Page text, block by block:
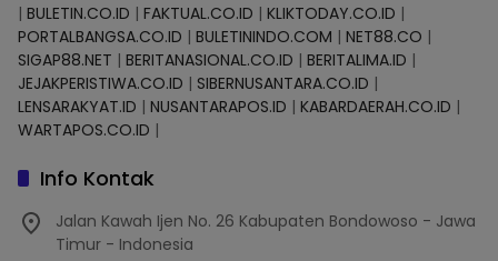
| BULETIN.CO.ID | FAKTUAL.CO.ID | KLIKTODAY.CO.ID |
PORTALBANGSA.CO.ID | BULETININDO.COM | NET88.CO |
SIGAP88.NET | BERITANASIONAL.CO.ID | BERITALIMA.ID |
JEJAKPERISTIWA.CO.ID | SIBERNUSANTARA.CO.ID |
LENSARAKYAT.ID | NUSANTARAPOS.ID | KABARDAERAH.CO.ID |
WARTAPOS.CO.ID |
Info Kontak
Jalan Kawah Ijen No. 26 Kabupaten Bondowoso - Jawa
Timur - Indonesia